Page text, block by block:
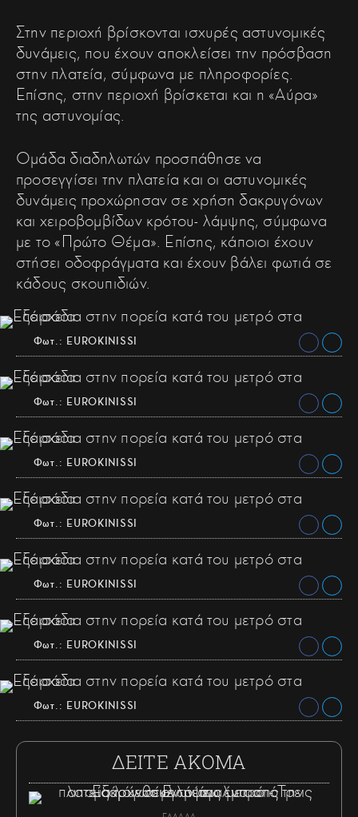
Στην περιοχή βρίσκονται ισχυρές αστυνομικές
δυνάμεις, που έχουν αποκλείσει την πρόσβαση
στην πλατεία, σύμφωνα με πληροφορίες.
Επίσης, στην περιοχή βρίσκεται και η «Αύρα»
της αστυνομίας.
Ομάδα διαδηλωτών προσπάθησε να
προσεγγίσει την πλατεία και οι αστυνομικές
δυνάμεις προχώρησαν σε χρήση δακρυγόνων
και χειροβομβίδων κρότου- λάμψης, σύμφωνα
με το «Πρώτο Θέμα». Επίσης, κάποιοι έχουν
στήσει οδοφράγματα και έχουν βάλει φωτιά σε
κάδους σκουπιδιών.
Φωτ.: EUROKINISSI
Φωτ.: EUROKINISSI
Φωτ.: EUROKINISSI
Φωτ.: EUROKINISSI
Φωτ.: EUROKINISSI
Φωτ.: EUROKINISSI
Φωτ.: EUROKINISSI
ΔΕΙΤΕ ΑΚΟΜΑ